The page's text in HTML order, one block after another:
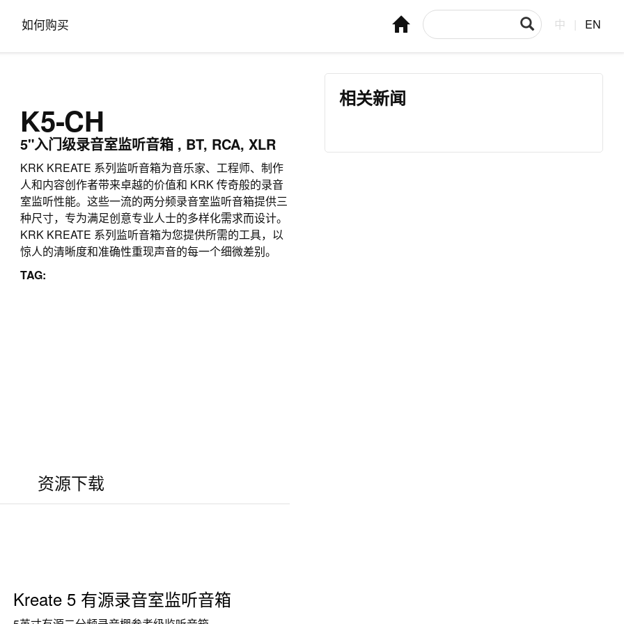
如何购买 中 EN
K5-CH
5"入门级录音室监听音箱 , BT, RCA, XLR
KRK KREATE 系列监听音箱为音乐家、工程师、制作
人和内容创作者带来卓越的价值和 KRK 传奇般的录音
室监听性能。这些一流的两分频录音室监听音箱提供三
种尺寸，专为满足创意专业人士的多样化需求而设计。
KRK KREATE 系列监听音箱为您提供所需的工具，以
惊人的清晰度和准确性重现声音的每一个细微差别。
TAG:
资源下载
Kreate 5 有源录音室监听音箱
相关新闻